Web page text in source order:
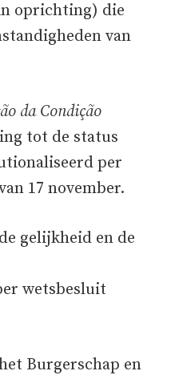
oprichting) die
van
da Condição
tot de status
per
17 november.
gelijkheid en de
wetsbesluit
Burgerschap en